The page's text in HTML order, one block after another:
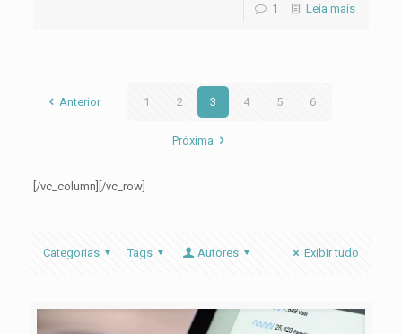
1 Leia mais
Anterior 1 2 3 4 5 6
Próxima
[/vc_column][/vc_row]
Categorias Tags Autores Exibir tudo